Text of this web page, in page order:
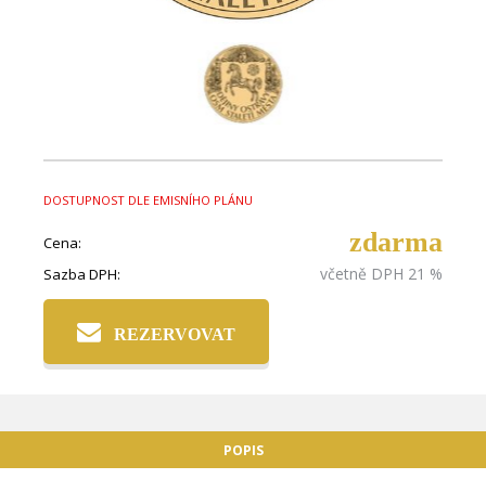
DOSTUPNOST DLE EMISNÍHO PLÁNU
Cena: zdarma
Sazba DPH: včetně DPH 21 %
REZERVOVAT
POPIS